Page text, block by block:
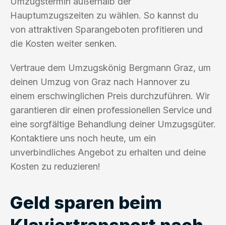
Hauptumzugszeiten zu wählen. So kannst du
von attraktiven Sparangeboten profitieren und
die Kosten weiter senken.
Vertraue dem Umzugskönig Bergmann Graz, um
deinen Umzug von Graz nach Hannover zu
einem erschwinglichen Preis durchzuführen. Wir
garantieren dir einen professionellen Service und
eine sorgfältige Behandlung deiner Umzugsgüter.
Kontaktiere uns noch heute, um ein
unverbindliches Angebot zu erhalten und deine
Kosten zu reduzieren!
Geld sparen beim